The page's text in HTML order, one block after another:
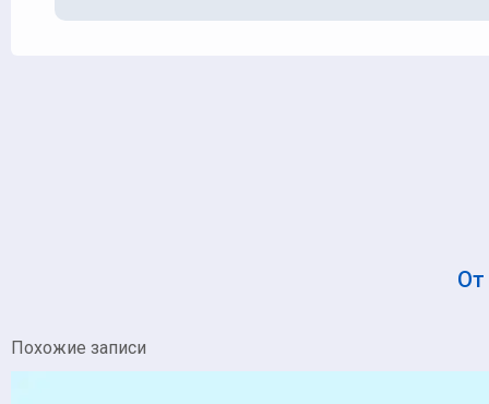
записям
Похожие записи